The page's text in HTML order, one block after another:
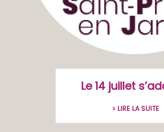
Le 14 juillet
> LIRE LA SUITE